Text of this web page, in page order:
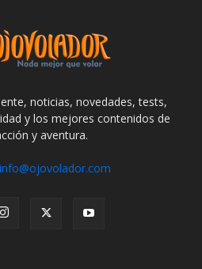
noticias, novedades, tests,
y los mejores contenidos de
y aventura.
info@ojovolador.com